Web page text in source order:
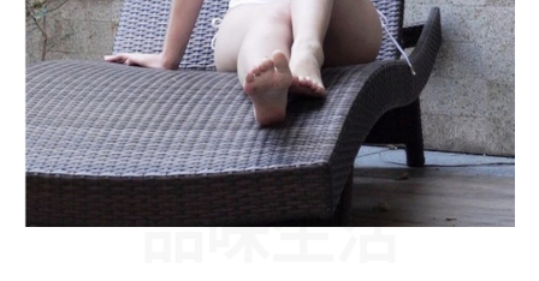
品味生活